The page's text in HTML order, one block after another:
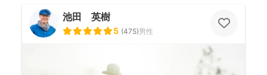
池田 英樹
5 (475)男性